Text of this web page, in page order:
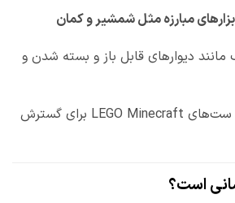
مبارزه مثل شمشیر و کمان
دیوارهای قابل باز و بسته شدن و
قابل ترکیب با سایر ست‌های LEGO Minecraft برای گسترش
است؟